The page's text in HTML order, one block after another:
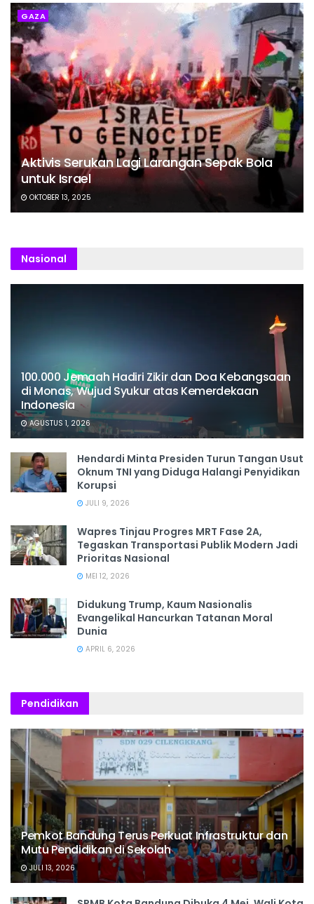
GAZA
Aktivis Serukan Lagi Larangan Sepak Bola
untuk Israel
OKTOBER 13, 2025
Nasional
100.000 Jemaah Hadiri Zikir dan Doa Kebangsaan
di Monas, Wujud Syukur atas Kemerdekaan
Indonesia
AGUSTUS 1, 2026
Hendardi Minta Presiden Turun Tangan Usut
Oknum TNI yang Diduga Halangi Penyidikan
Korupsi
JULI 9, 2026
Wapres Tinjau Progres MRT Fase 2A,
Tegaskan Transportasi Publik Modern Jadi
Prioritas Nasional
MEI 12, 2026
Didukung Trump, Kaum Nasionalis
Evangelikal Hancurkan Tatanan Moral
Dunia
APRIL 6, 2026
Pendidikan
Pemkot Bandung Terus Perkuat Infrastruktur dan
Mutu Pendidikan di Sekolah
JULI 13, 2026